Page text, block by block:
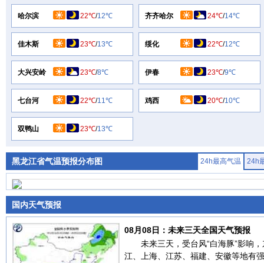
哈尔滨 22℃/12℃ 齐齐哈尔 24℃/14℃
佳木斯 23℃/13℃ 绥化 22℃/12℃
大兴安岭 23℃/8℃ 伊春 23℃/9℃
七台河 22℃/11℃ 鸡西 20℃/10℃
双鸭山 23℃/13℃
黑龙江省气温预报分布图 24h最高气温 24h
国内天气预报
08月08日：未来三天全国天气预报
未来三天，受台风“白海豚”影响
江、上海、江苏、福建、安徽等地有